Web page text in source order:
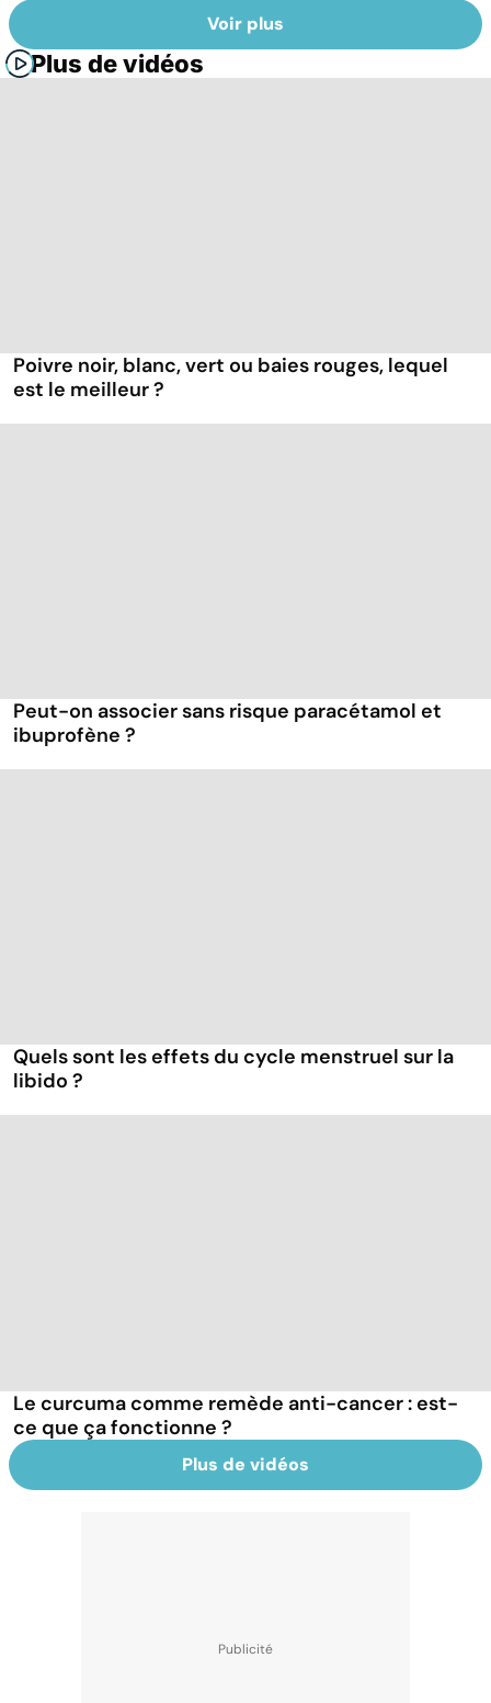
Voir plus
Plus de vidéos
Poivre noir, blanc, vert ou baies rouges, lequel
est le meilleur ?
Peut-on associer sans risque paracétamol et
ibuprofène ?
Quels sont les effets du cycle menstruel sur la
libido ?
Le curcuma comme remède anti-cancer : est-
ce que ça fonctionne ?
Plus de vidéos